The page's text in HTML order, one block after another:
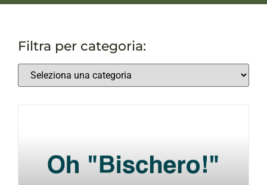
Filtra per categoria: